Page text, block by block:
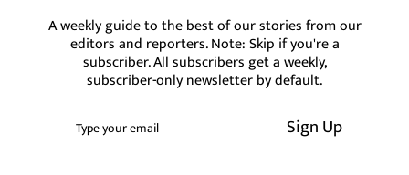
A weekly guide to the best of our stories from our
editors and reporters. Note: Skip if you're a
subscriber. All subscribers get a weekly,
subscriber-only newsletter by default.
Sign Up